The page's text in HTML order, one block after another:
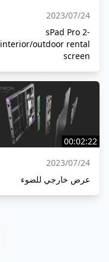
24‏/07‏/2023
sPad Pro 2-
interior/outdoor rental
screen
00:02:22
24‏/07‏/2023
عرض خارجي للضوء